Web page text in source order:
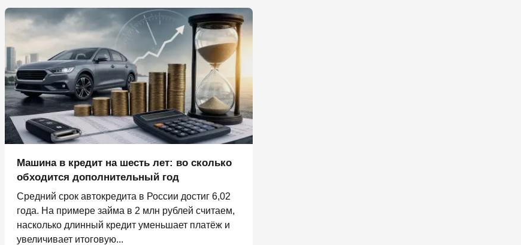
Машина в кредит на шесть лет: во сколько
обходится дополнительный год
Средний срок автокредита в России достиг 6,02
года. На примере займа в 2 млн рублей считаем,
насколько длинный кредит уменьшает платёж и
увеличивает итоговую...